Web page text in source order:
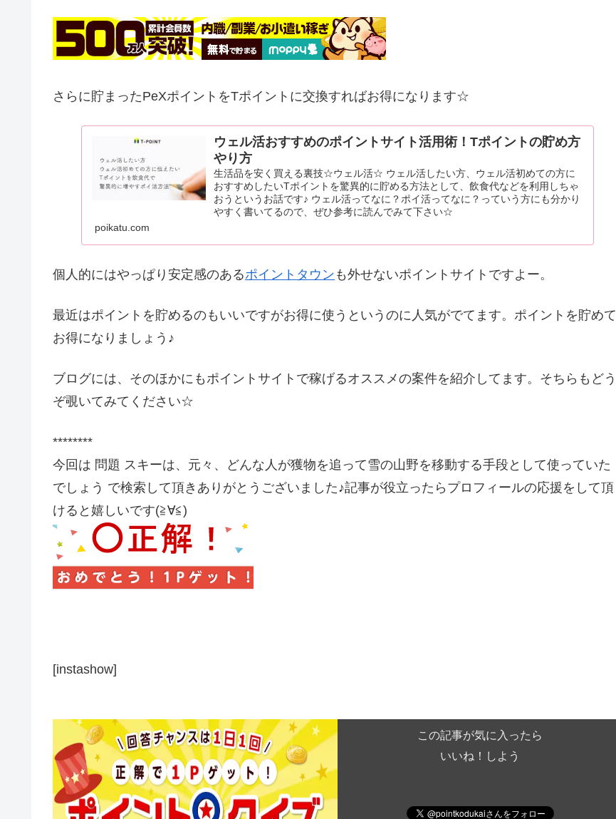
さらに貯まったPeXポイントをTポイントに交換すればお得になります☆
ウェル活おすすめのポイントサイト活用術！Tポイントの貯め方
やり方
生活品を安く買える裏技☆ウェル活☆ ウェル活したい方、ウェル活初めての方に
おすすめしたいTポイントを驚異的に貯める方法として、飲食代などを利用しちゃ
おうというお話です♪ ウェル活ってなに？ポイ活ってなに？っていう方にも分かり
やすく書いてるので、ぜひ参考に読んでみて下さい☆
poikatu.com
個人的にはやっぱり安定感のあるポイントタウン も外せないポイントサイトですよー。
最近はポイントを貯めるのもいいですがお得に使うというのに人気がでてます。ポイントを貯めて
お得になりましょう♪
ブログには、そのほかにもポイントサイトで稼げるオススメの案件を紹介してます。そちらもどう
ぞ覗いてみてください☆
********
今回は 問題 スキーは、元々、どんな人が獲物を追って雪の山野を移動する手段として使っていた
でしょう で検索して頂きありがとうございました♪記事が役立ったらプロフィールの応援をして頂
けると嬉しいです(≧∀≦)
[instashow]
この記事が気に入ったら
いいね！しよう